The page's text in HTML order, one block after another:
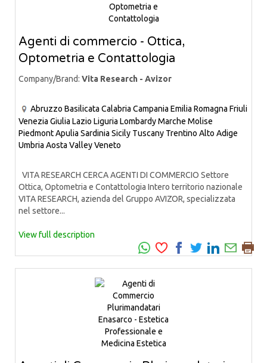
Agenti di commercio - Ottica,
Optometria e Contattologia
Company/Brand: Vita Research - Avizor
Abruzzo Basilicata Calabria Campania Emilia Romagna Friuli
Venezia Giulia Lazio Liguria LombardyMarche Molise
PiedmontApulia Sardinia Sicily Tuscany Trentino Alto Adige
Umbria Aosta ValleyVeneto
VITA RESEARCH CERCA AGENTI DI COMMERCIO Settore
Ottica, Optometria e Contattologia Intero territorio nazionale
VITA RESEARCH, azienda del Gruppo AVIZOR, specializzata
nel settore...
View full description